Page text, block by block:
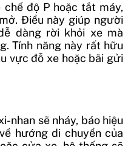
độ P hoặc tắt máy,
Điều này giúp người
dàng rời khỏi xe mà
Tính năng này rất hữu
vực đỗ xe hoặc bãi gửi
nhan sẽ nháy, báo hiệu
hướng di chuyển của